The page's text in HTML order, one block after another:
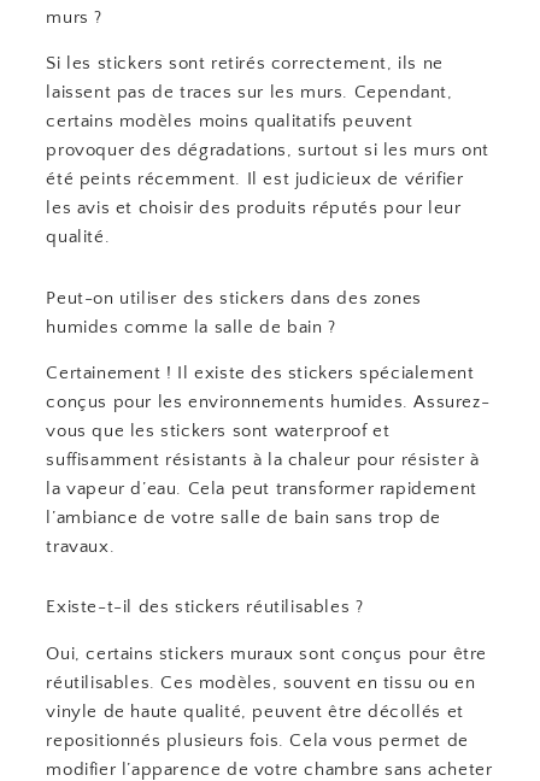
murs ?
Si les stickers sont retirés correctement, ils ne
laissent pas de traces sur les murs. Cependant,
certains modèles moins qualitatifs peuvent
provoquer des dégradations, surtout si les murs ont
été peints récemment. Il est judicieux de vérifier
les avis et choisir des produits réputés pour leur
qualité.
Peut-on utiliser des stickers dans des zones
humides comme la salle de bain ?
Certainement ! Il existe des stickers spécialement
conçus pour les environnements humides. Assurez-
vous que les stickers sont waterproof et
suffisamment résistants à la chaleur pour résister à
la vapeur d’eau. Cela peut transformer rapidement
l’ambiance de votre salle de bain sans trop de
travaux.
Existe-t-il des stickers réutilisables ?
Oui, certains stickers muraux sont conçus pour être
réutilisables. Ces modèles, souvent en tissu ou en
vinyle de haute qualité, peuvent être décollés et
repositionnés plusieurs fois. Cela vous permet de
modifier l’apparence de votre chambre sans acheter